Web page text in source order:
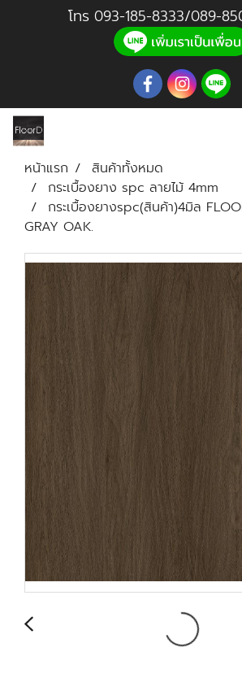
โทร 093-185-8333/089-
หน้าแรก
สินค้าทั้งหมด
กระเบื้องยาง spc ลายไม้ 4mm
กระเบื้องยางspc(สินค้า)4มิล
GRAY OAK.